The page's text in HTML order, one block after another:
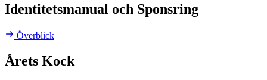
Identitetsmanual och Sponsring
Överblick
Årets Kock